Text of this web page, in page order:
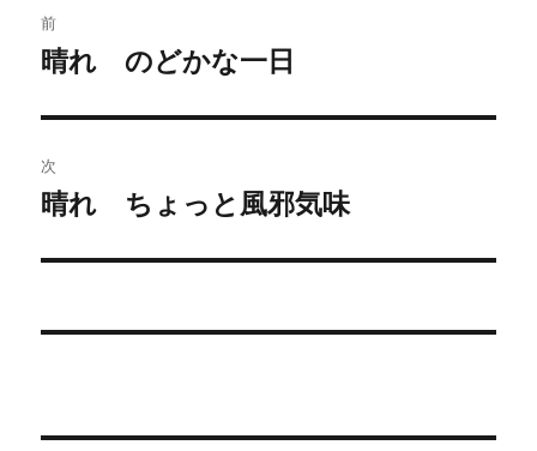
稿
ビ
ゲ
ー
前
前
投
稿:
晴れ のどかな一日
次
次
投
晴れ ちょっと風邪気味